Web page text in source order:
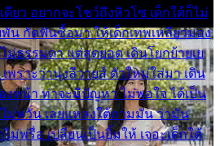
ดียว อยากจะโชว์ถึงหิวโซ เด็กใต้ก็ไม่
น กัดฟันซื้อมา ให้เด็กเทพเหลียวมอง
ม่ธรรมดา แต่สุดยอด เดินโยกย้ายเย
พราะว่านุ่งลีวายส์ ตัวใหม่ใส่มา เดิน
งหน้า ท่าจะมีปัญหา ไม่พอใจ ได้เป็น
ม่หวั่น เลยแหลงใต้ถามมัน ว่ามัน
พรื่อ เปลี่ยนเป็นยิ้มให้ เจอะเด็กใต้